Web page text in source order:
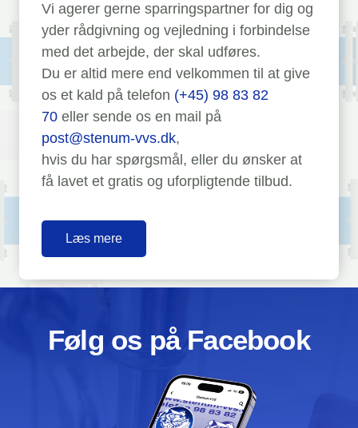
Vi agerer gerne sparringspartner for dig og
yder rådgivning og vejledning i forbindelse
med det arbejde, der skal udføres.
Du er altid mere end velkommen til at give
os et kald på telefon (+45) 98 83 82
70 eller sende os en mail på
post@stenum-vvs.dk,
hvis du har spørgsmål, eller du ønsker at
få lavet et gratis og uforpligtende tilbud.
Læs mere
Følg os på Facebook